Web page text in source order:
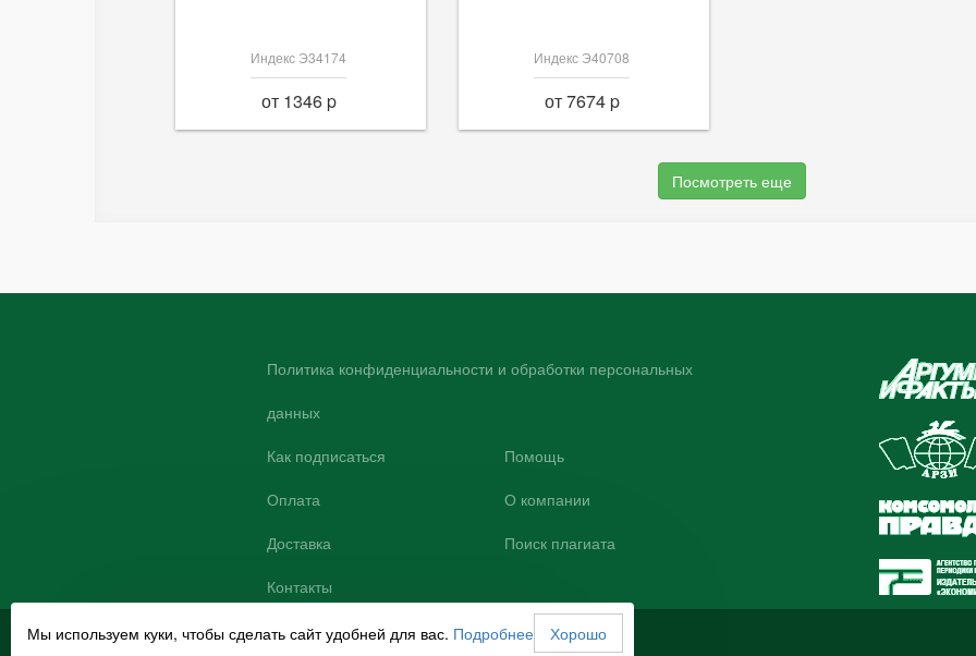
Индекс Э34174
от 1346 p
Индекс Э40708
от 7674 p
Посмотреть еще
Политика конфиденциальности и обработки персональных
данных
Как подписаться
Оплата
Доставка
Контакты
Помощь
О компании
Поиск плагиата
© 2007-2025 НЦР Руконт Promoting
Мы используем куки, чтобы сделать сайт удобней для вас. Подробнее Хорошо